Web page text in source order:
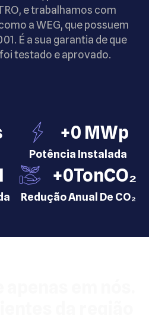
e trabalhamos com
a WEG, que possuem
É a sua garantia de que
testado e aprovado.
+0 MWp
Potência Instalada
+0TonCO₂
Redução Anual De CO₂